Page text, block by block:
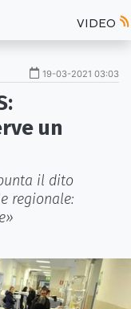
VIDEO
19-03-2021 03:03
un
il dito
regionale: